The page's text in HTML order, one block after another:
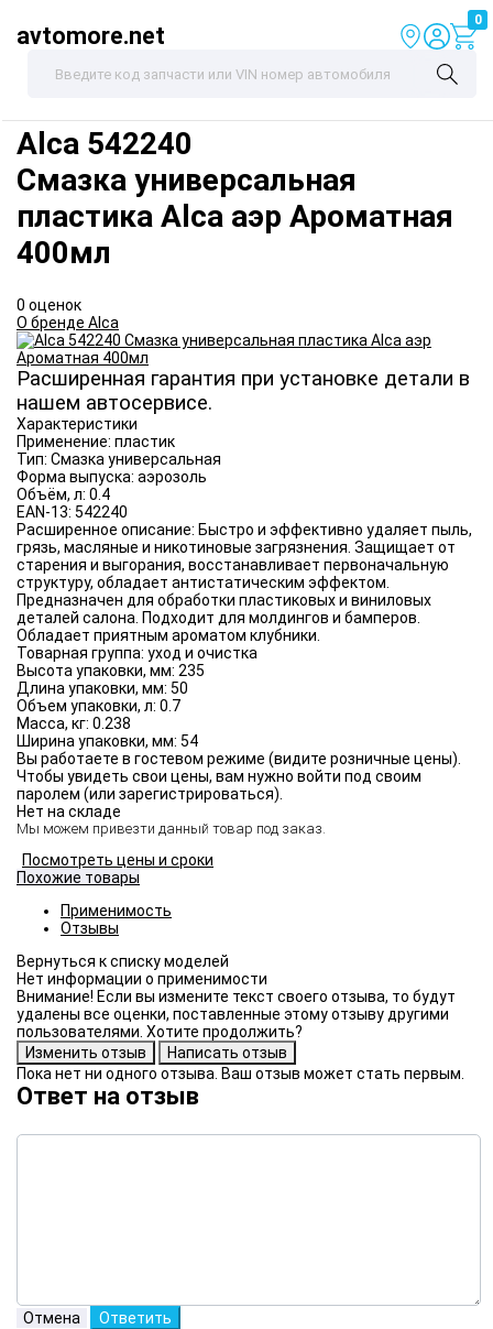
avtomore.net
0
Alca 542240
Смазка универсальная
пластика Alca аэр Ароматная
400мл
0 оценок
О бренде Alca
Расширенная гарантия при установке детали в
нашем автосервисе.
Характеристики
Применение: пластик
Тип: Смазка универсальная
Форма выпуска: аэрозоль
Объём, л: 0.4
EAN-13: 542240
Расширенное описание: Быстро и эффективно удаляет пыль,
грязь, масляные и никотиновые загрязнения. Защищает от
старения и выгорания, восстанавливает первоначальную
структуру, обладает антистатическим эффектом.
Предназначен для обработки пластиковых и виниловых
деталей салона. Подходит для молдингов и бамперов.
Обладает приятным ароматом клубники.
Товарная группа: уход и очистка
Высота упаковки, мм: 235
Длина упаковки, мм: 50
Объем упаковки, л: 0.7
Масса, кг: 0.238
Ширина упаковки, мм: 54
Вы работаете в гостевом режиме (видите розничные цены).
Чтобы увидеть свои цены, вам нужно войти под своим
паролем (или зарегистрироваться).
Нет на складе
Мы можем привезти данный товар под заказ.
Посмотреть цены и сроки
Похожие товары
Применимость
Отзывы
Нет информации о применимости
Внимание! Если вы измените текст своего отзыва, то будут
удалены все оценки, поставленные этому отзыву другими
пользователями. Хотите продолжить?
Пока нет ни одного отзыва. Ваш отзыв может стать первым.
Ответ на отзыв